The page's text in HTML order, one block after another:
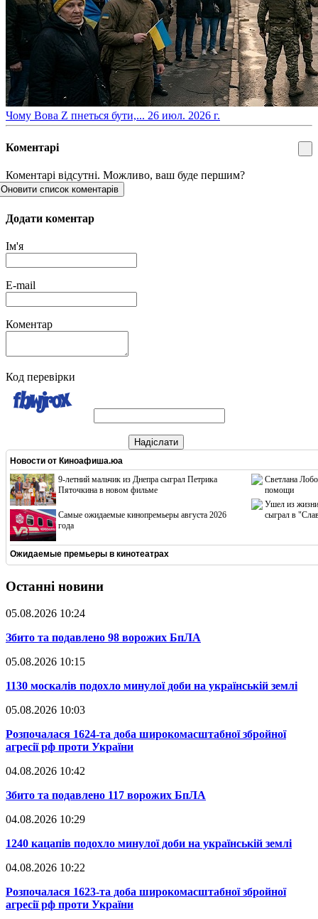
​Чому Вова Z пнеться бути,... 26 июл. 2026 г.
Коментарі
Коментарі відсутні. Можливо, ваш буде першим?
Оновити список коментарів
Додати коментар
Ім'я
E-mail
Коментар
Код перевірки
Надіслати
Новости от Киноафиша.юа
9-летний мальчик из Днепра сыграл Петрика
Пяточкина в новом фильме
Cамые ожидаемые кинопремьеры августа 2026
года
Светлана
помощи
Ушел из жизни
сыграл в
Ожидаемые премьеры в кинотеатрах
Останні новини
05.08.2026 10:24
​Збито та подавлено 98 ворожих БпЛА
05.08.2026 10:15
​1130 москалів подохло минулої доби на українській землі
05.08.2026 10:03
​Розпочалася 1624-та доба широкомасштабної збройної
агресії рф проти України
04.08.2026 10:42
​Збито та подавлено 117 ворожих БпЛА
04.08.2026 10:29
​1240 кацапів подохло минулої доби на українській землі
04.08.2026 10:22
​Розпочалася 1623-та доба широкомасштабної збройної
агресії рф проти України